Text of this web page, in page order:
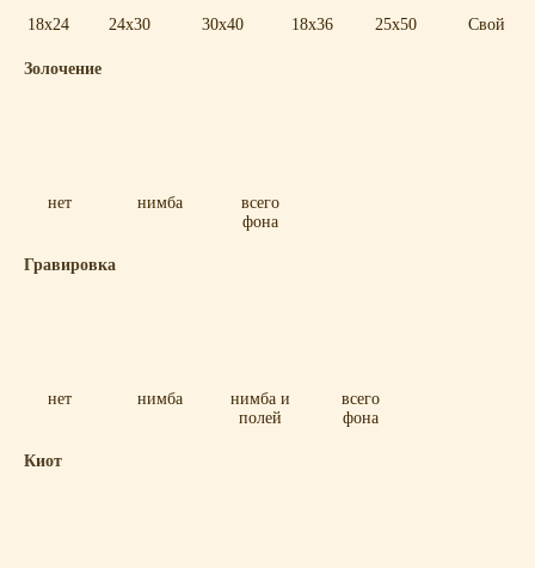
18x24 24x30 30x40 18x36 25x50 Свой
Золочение
нет нимба
всего
фона
Гравировка
нет нимба
нимба и
полей
всего
фона
Киот